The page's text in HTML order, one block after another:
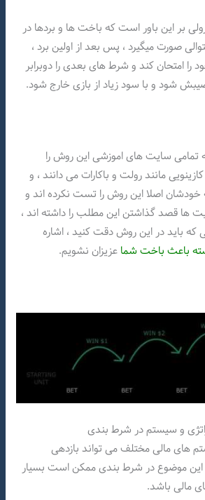
بر این باور است که باخت ها و بردها در
صورت میگیرد ، پس بعد از اولین برد ،
را امتحان کند و شرط های بعدی را دوبرابر
تمامی سایت های اموزشی این روش را
مانند رولت و باکارات می دانند ، و
اصلا این روش را تست نکرده اند و
ها قصد گذاشتن این مطلب را داشته اند ،
که باید در این روش دقت کنید ، اشاره
باعث باخت شما عزیزان نشویم.
و سیستم در شرط بندی
های مالی مختلف می تواند بازدهی
این موضوع در شرط بندی ممکن است بسیار
مالی باشد.